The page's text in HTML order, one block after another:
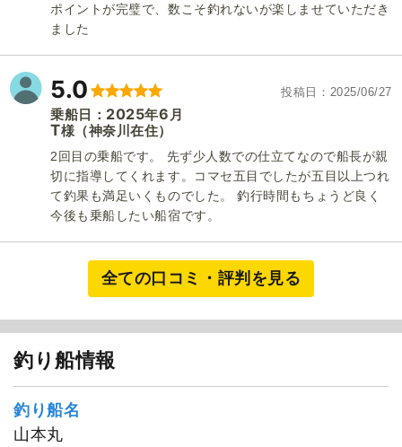
ポイントが完璧で、数こそ釣れないが楽しませていただき
ました
5.0 投稿日 2025/06/27
乗船日： 2025年6 月
T様 （神奈川在住）
2回目の乗船です。 先ず少人数での仕立てなので船長が親
切に指導してくれます。コマセ五目でしたが五目以上つれ
て釣果も満足いくものでした。 釣行時間もちょうど良く
今後も乗船したい船宿です。
全ての口コミ・評判を見る
釣り船情報
釣り船名
山本丸